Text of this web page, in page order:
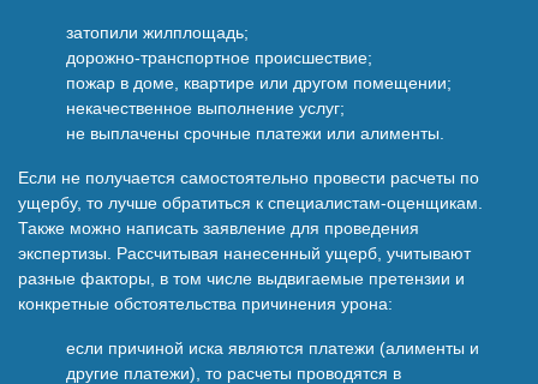
затопили жилплощадь;
дорожно-транспортное происшествие;
пожар в доме, квартире или другом помещении;
некачественное выполнение услуг;
не выплачены срочные платежи или алименты.
Если не получается самостоятельно провести расчеты по
ущербу, то лучше обратиться к специалистам-оценщикам.
Также можно написать заявление для проведения
экспертизы. Рассчитывая нанесенный ущерб, учитывают
разные факторы, в том числе выдвигаемые претензии и
конкретные обстоятельства причинения урона:
если причиной иска являются платежи (алименты и
другие платежи), то расчеты проводятся в